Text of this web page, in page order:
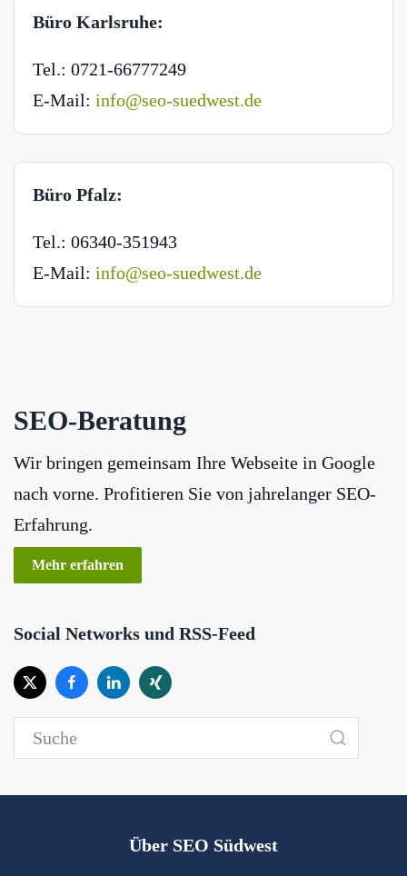
Büro Karlsruhe:
Tel.: 0721-66777249
E-Mail: info@seo-suedwest.de
Büro Pfalz:
Tel.: 06340-351943
E-Mail: info@seo-suedwest.de
SEO-Beratung
Wir bringen gemeinsam Ihre Webseite in Google
nach vorne. Profitieren Sie von jahrelanger SEO-
Erfahrung.
Mehr erfahren
Social Networks und RSS-Feed
Über SEO Südwest